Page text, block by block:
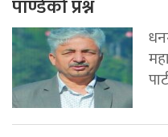
पाण्डेको प्रश्न